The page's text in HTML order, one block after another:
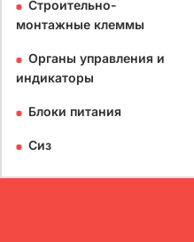
Строительно-
монтажные клеммы
Органы управления и
индикаторы
Блоки питания
Сиз